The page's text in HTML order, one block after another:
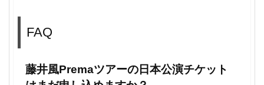
FAQ
藤井風Premaツアーの日本公演チケット